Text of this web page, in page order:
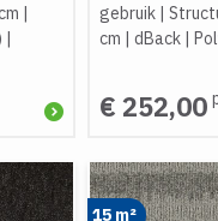
|
|
gebruik |
cm | dBack |
€ 252,00
15 m²